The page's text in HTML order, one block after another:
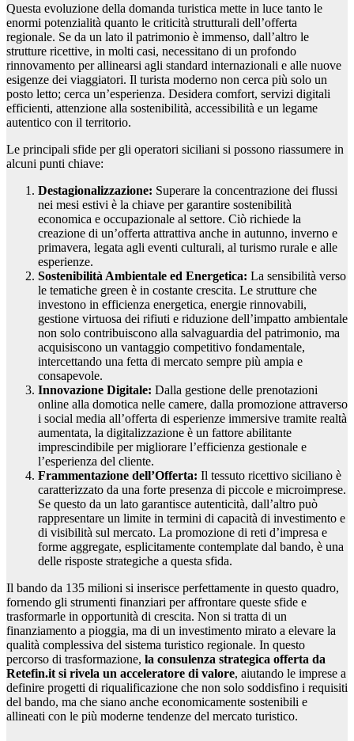
Questa evoluzione della domanda turistica mette in luce tanto le
enormi potenzialità quanto le criticità strutturali dell’offerta
regionale. Se da un lato il patrimonio è immenso, dall’altro le
strutture ricettive, in molti casi, necessitano di un profondo
rinnovamento per allinearsi agli standard internazionali e alle nuove
esigenze dei viaggiatori. Il turista moderno non cerca più solo un
posto letto; cerca un’esperienza. Desidera comfort, servizi digitali
efficienti, attenzione alla sostenibilità, accessibilità e un legame
autentico con il territorio.
Le principali sfide per gli operatori siciliani si possono riassumere in
alcuni punti chiave:
Destagionalizzazione: Superare la concentrazione dei flussi
nei mesi estivi è la chiave per garantire sostenibilità
economica e occupazionale al settore. Ciò richiede la
creazione di un’offerta attrattiva anche in autunno, inverno e
primavera, legata agli eventi culturali, al turismo rurale e alle
esperienze.
Sostenibilità Ambientale ed Energetica: La sensibilità verso
le tematiche green è in costante crescita. Le strutture che
investono in efficienza energetica, energie rinnovabili,
gestione virtuosa dei rifiuti e riduzione dell’impatto ambientale
non solo contribuiscono alla salvaguardia del patrimonio, ma
acquisiscono un vantaggio competitivo fondamentale,
intercettando una fetta di mercato sempre più ampia e
consapevole.
Innovazione Digitale: Dalla gestione delle prenotazioni
online alla domotica nelle camere, dalla promozione attraverso
i social media all’offerta di esperienze immersive tramite realtà
aumentata, la digitalizzazione è un fattore abilitante
imprescindibile per migliorare l’efficienza gestionale e
l’esperienza del cliente.
Frammentazione dell’Offerta: Il tessuto ricettivo siciliano è
caratterizzato da una forte presenza di piccole e microimprese.
Se questo da un lato garantisce autenticità, dall’altro può
rappresentare un limite in termini di capacità di investimento e
di visibilità sul mercato. La promozione di reti d’impresa e
forme aggregate, esplicitamente contemplate dal bando, è una
delle risposte strategiche a questa sfida.
Il bando da 135 milioni si inserisce perfettamente in questo quadro,
fornendo gli strumenti finanziari per affrontare queste sfide e
trasformarle in opportunità di crescita. Non si tratta di un
finanziamento a pioggia, ma di un investimento mirato a elevare la
qualità complessiva del sistema turistico regionale. In questo
percorso di trasformazione, la consulenza strategica offerta da
Retefin.it si rivela un acceleratore di valore, aiutando le imprese a
definire progetti di riqualificazione che non solo soddisfino i requisiti
del bando, ma che siano anche economicamente sostenibili e
allineati con le più moderne tendenze del mercato turistico.